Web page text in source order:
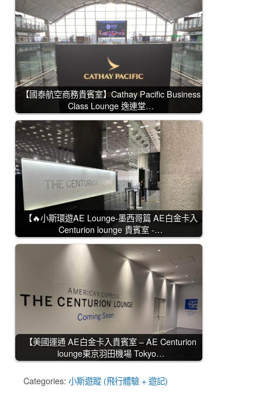
【國泰航空商務貴賓室】Cathay Pacific Business
Class Lounge 逸連堂…
【🔥小斯環遊AE Lounge-墨西哥篇 AE白金卡入
Centurion lounge 貴賓室 -…
【美國運通 AE白金卡入貴賓室 – AE Centurion
lounge東京羽田機場 Tokyo…
Categories: 小斯遊蹤 (飛行體驗 + 遊記)